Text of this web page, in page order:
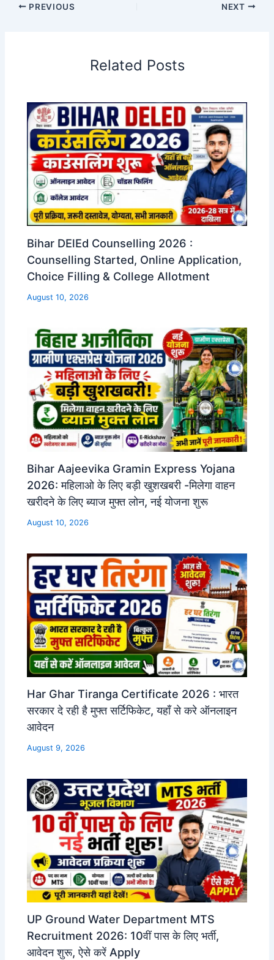
PREVIOUS NEXT
Related Posts
Bihar DElEd Counselling 2026 :
Counselling Started, Online Application,
Choice Filling & College Allotment
August 10, 2026
Bihar Aajeevika Gramin Express Yojana
2026: महिलाओ के लिए बड़ी खुशखबरी -मिलेगा वाहन
खरीदने के लिए ब्याज मुफ्त लोन, नई योजना शुरू
August 10, 2026
Har Ghar Tiranga Certificate 2026 : भारत
सरकार दे रही है मुफ्त सर्टिफिकेट, यहाँ से करे ऑनलाइन
आवेदन
August 9, 2026
UP Ground Water Department MTS
Recruitment 2026: 10वीं पास के लिए भर्ती,
आवेदन शुरू, ऐसे करें Apply